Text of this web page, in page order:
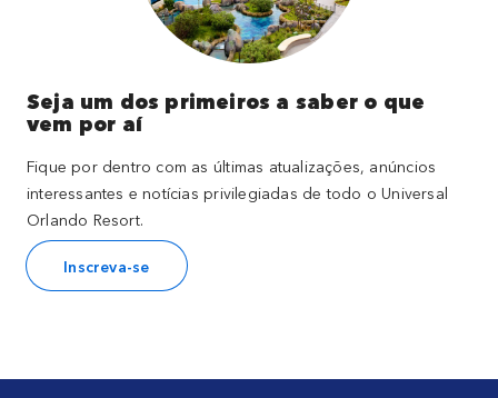
Seja um dos primeiros a saber o que
vem por aí
Fique por dentro com as últimas atualizações, anúncios
interessantes e notícias privilegiadas de todo o Universal
Orlando Resort.
Inscreva-se